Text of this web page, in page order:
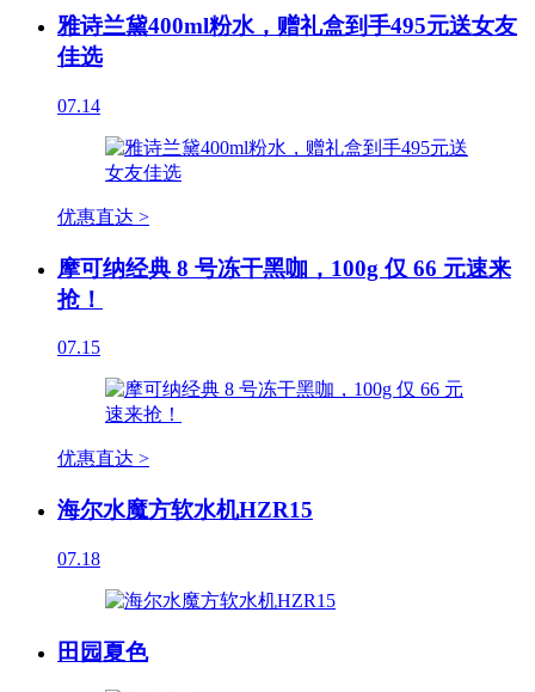
雅诗兰黛400ml粉水，赠礼盒到手495元送女友
佳选
07.14
优惠直达 >
摩可纳经典 8 号冻干黑咖，100g 仅 66 元速来
抢！
07.15
优惠直达 >
海尔水魔方软水机HZR15
07.18
田园夏色